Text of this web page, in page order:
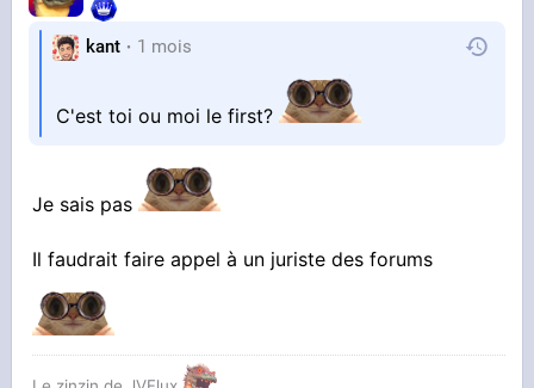
kant 1 mois
C'est toi ou moi le first?
Je sais pas
Il faudrait faire appel à un juriste des forums